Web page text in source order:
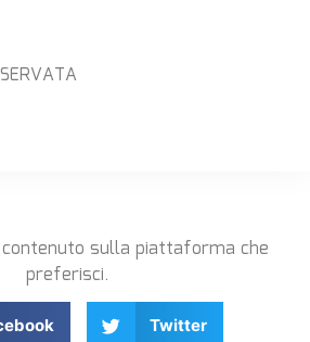
contenuto sulla piattaforma che
preferisci.
Twitter